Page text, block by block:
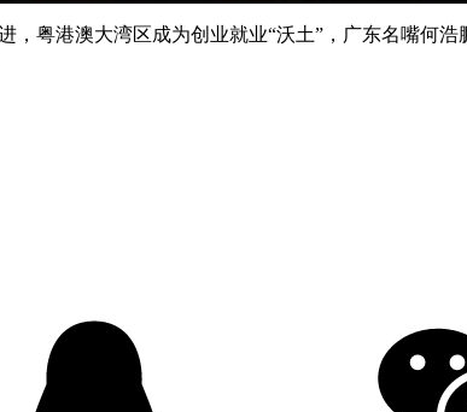
，粤港澳大湾区成为创业就业“沃土”，广东名嘴何